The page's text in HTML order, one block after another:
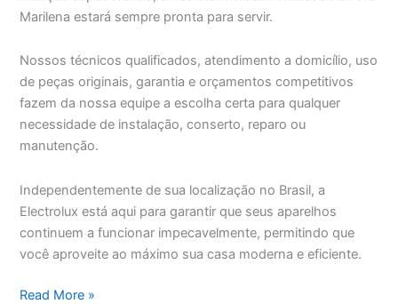
Marilena estará sempre pronta para servir.
Nossos técnicos qualificados, atendimento a domicílio, uso
de peças originais, garantia e orçamentos competitivos
fazem da nossa equipe a escolha certa para qualquer
necessidade de instalação, conserto, reparo ou
manutenção.
Independentemente de sua localização no Brasil, a
Electrolux está aqui para garantir que seus aparelhos
continuem a funcionar impecavelmente, permitindo que
você aproveite ao máximo sua casa moderna e eficiente.
Assistência
Read More »